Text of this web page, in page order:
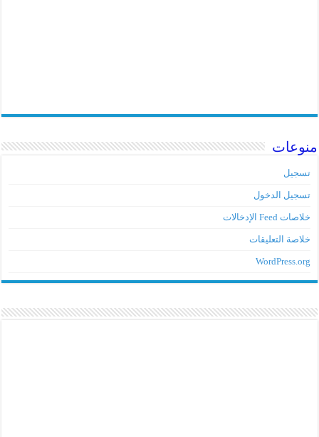
منوعات
تسجيل
تسجيل الدخول
خلاصات Feed الإدخالات
خلاصة التعليقات
WordPress.org